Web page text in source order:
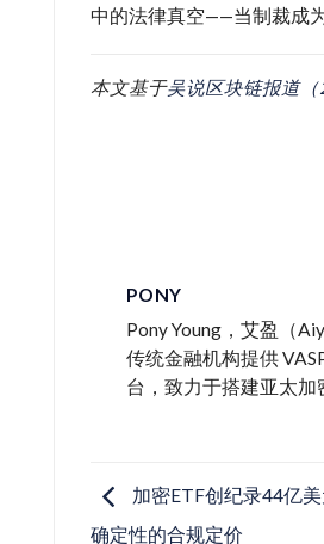
中的法律真空——当制裁成
本文基于吴说区块链报道（
PONY
Pony Young，艾盈（
传统金融机构提供
台，致力于搭建亚太加
加密ETF创纪录44亿
确定性的合规定价